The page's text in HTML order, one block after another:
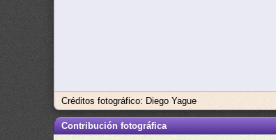
Créditos fotográfico: Diego Yague
Contribución fotográfica